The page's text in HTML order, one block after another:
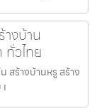
งบ้าน
ทั่วไทย
สร้างบ้านหรู สร้าง